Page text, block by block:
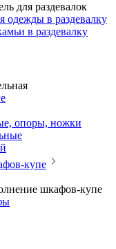
для раздевалок
в раздевалку
в раздевалку
опоры, ножки
купе
шкафов-купе